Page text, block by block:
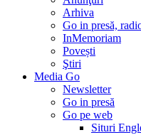
Arhiva
Go in presă,
InMemoriam
Povești
Ştiri
Media Go
Newsletter
Go in presă
Go pe web
Situri